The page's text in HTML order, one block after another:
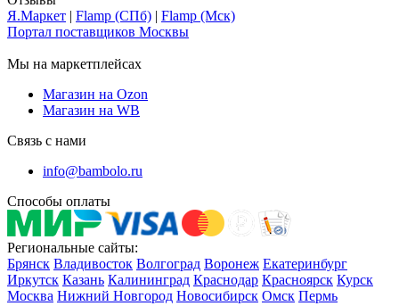
Я.Маркет | Flamp (СПб) | Flamp (Мск)
Портал поставщиков Москвы
Мы на маркетплейсах
Магазин на Ozon
Магазин на WB
Связь с нами
info@bambolo.ru
Способы оплаты
Региональные сайты:
Брянск Владивосток Волгоград Воронеж Екатеринбург
Иркутск Казань Калининград Краснодар Красноярск Курск
Москва Нижний Новгород Новосибирск Омск Пермь